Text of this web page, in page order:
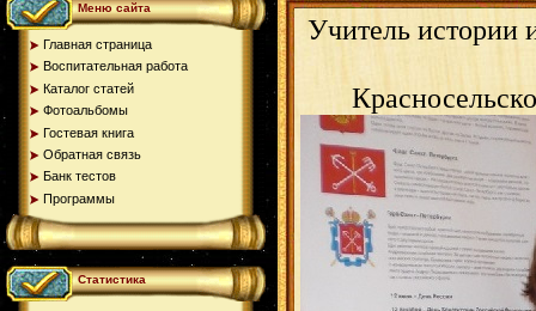
Меню сайта
Главная страница
Воспитательная работа
Каталог статей
Фотоальбомы
Гостевая книга
Обратная связь
Банк тестов
Программы
Статистика
Учитель